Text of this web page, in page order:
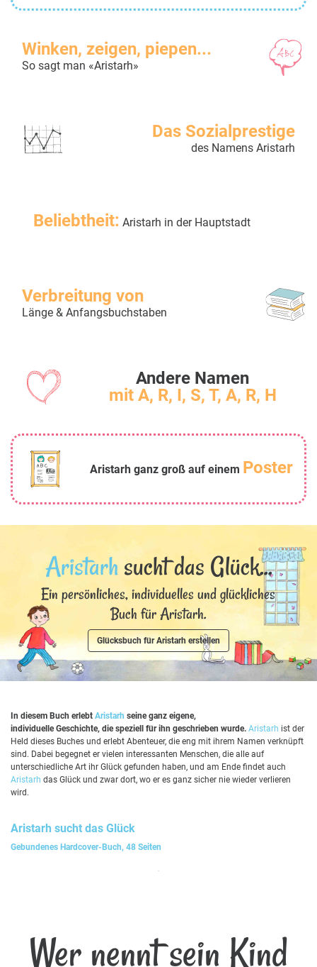
Winken, zeigen, piepen...
So sagt man «Aristarh»
Das Sozialprestige
des Namens Aristarh
Beliebtheit: Aristarh in der Hauptstadt
Verbreitung von
Länge & Anfangsbuchstaben
Andere Namen
mit A, R, I, S, T, A, R, H
Aristarh ganz groß auf einem Poster
Aristarhsucht das Glück...
Ein persönliches, individuelles und glückliches
Buch für Aristarh.
Glücksbuch für Aristarh erstellen
In diesem Buch erlebt Aristarh seine ganz eigene,
individuelle Geschichte, die speziell für ihn geschrieben wurde. Aristarh ist der
Held dieses Buches und erlebt Abenteuer, die eng mit ihrem Namen verknüpft
sind. Dabei begegnet er vielen interessanten Menschen, die alle auf
unterschiedliche Art ihr Glück gefunden haben, und am Ende findet auch
Aristarh das Glück und zwar dort, wo er es ganz sicher nie wieder verlieren
wird.
Aristarh sucht das Glück
Gebundenes Hardcover-Buch, 48 Seiten
Wer nennt sein Kind